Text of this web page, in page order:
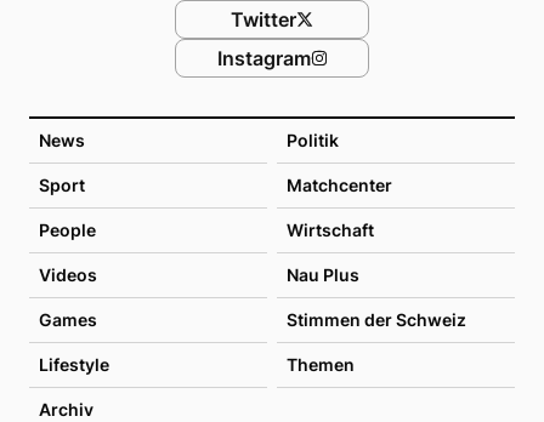
News Politik
Sport Matchcenter
People Wirtschaft
Videos Nau Plus
Games Stimmen der Schweiz
Lifestyle Themen
Archiv
Twitter
Instagram